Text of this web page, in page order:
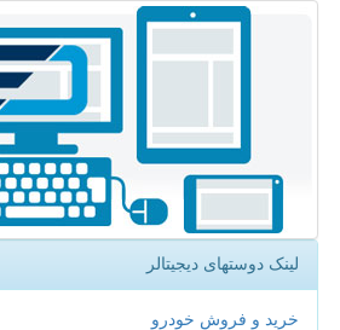
لینک دوستهای دیجیتالر
خرید و فروش خودرو